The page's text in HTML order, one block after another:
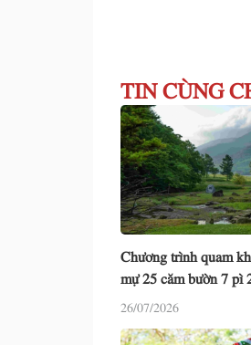
TIN CÙNG
Chương trình quam
mự 25 căm bườn 7 pì
26/07/2026